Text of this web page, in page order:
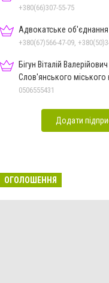
+380(66)307-55-75
Адвокатське
+380(67)566-47-09,
Бігун Віталій
Слов'янського міського
Дон.обл.
0506555431
Додати
ОГОЛОШЕННЯ